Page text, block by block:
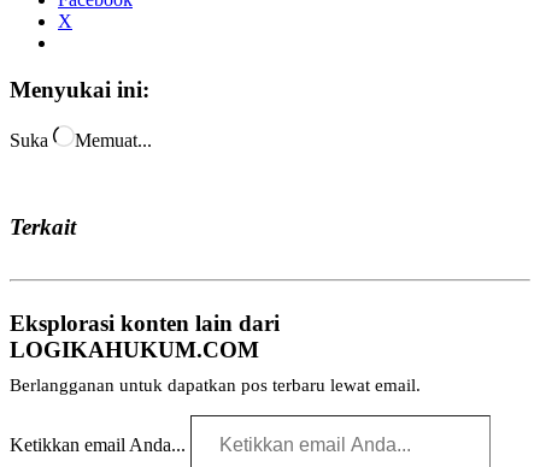
X
Menyukai ini:
Suka Memuat...
Terkait
Eksplorasi konten lain dari
LOGIKAHUKUM.COM
Berlangganan untuk dapatkan pos terbaru lewat email.
Ketikkan email Anda...